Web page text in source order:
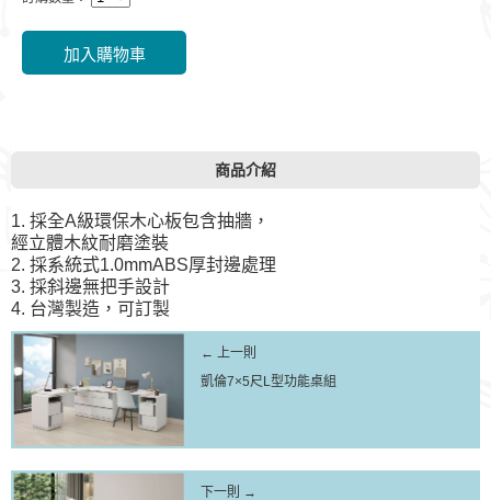
商品介紹
1. 採全A級環保木心板包含抽牆，
經立體木紋耐磨塗裝
2. 採系統式1.0mmABS厚封邊處理
3. 採斜邊無把手設計
4. 台灣製造，可訂製
← 上一則
凱倫7×5尺L型功能桌組
下一則 →